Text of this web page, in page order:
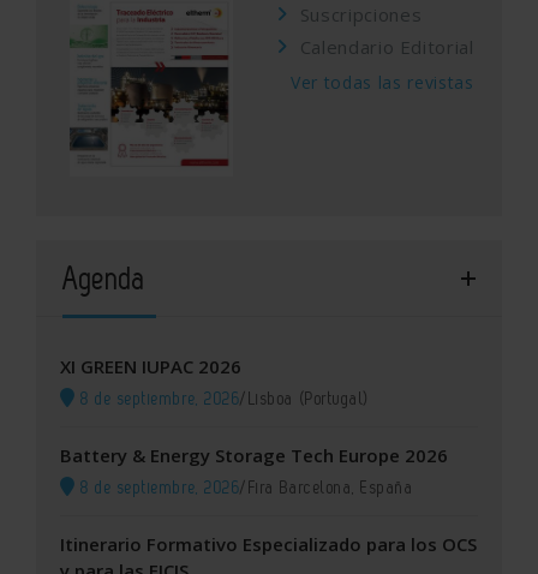
Suscripciones
Calendario Editorial
Ver todas las revistas
Agenda
XI GREEN IUPAC 2026
8 de septiembre, 2026/Lisboa (Portugal)
Battery & Energy Storage Tech Europe 2026
8 de septiembre, 2026/Fira Barcelona, España
Itinerario Formativo Especializado para los OCS